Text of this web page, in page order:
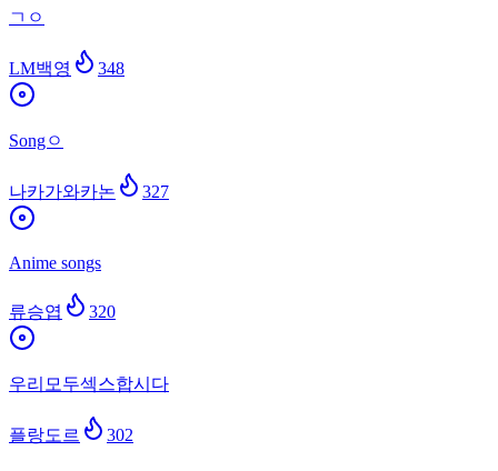
ㄱㅇ
LM백영 348
Songㅇ
나카가와카논 327
Anime songs
류승엽 320
우리모두섹스합시다
플랑도르 302